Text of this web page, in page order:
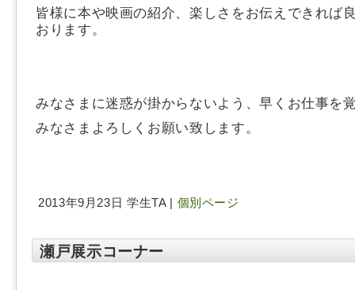
皆様に本や映画の紹介、楽しさをお伝えできれば
おります。
みなさまに迷惑が掛からないよう、早くお仕事を
みなさまよろしくお願い致します。
2013年9月23日 学生TA | 個別ページ
瀬戸展示コーナー